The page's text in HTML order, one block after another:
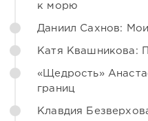
к морю
Даниил Сахнов:
Катя Квашникова:
«Щедрость»
границ
Клавдия